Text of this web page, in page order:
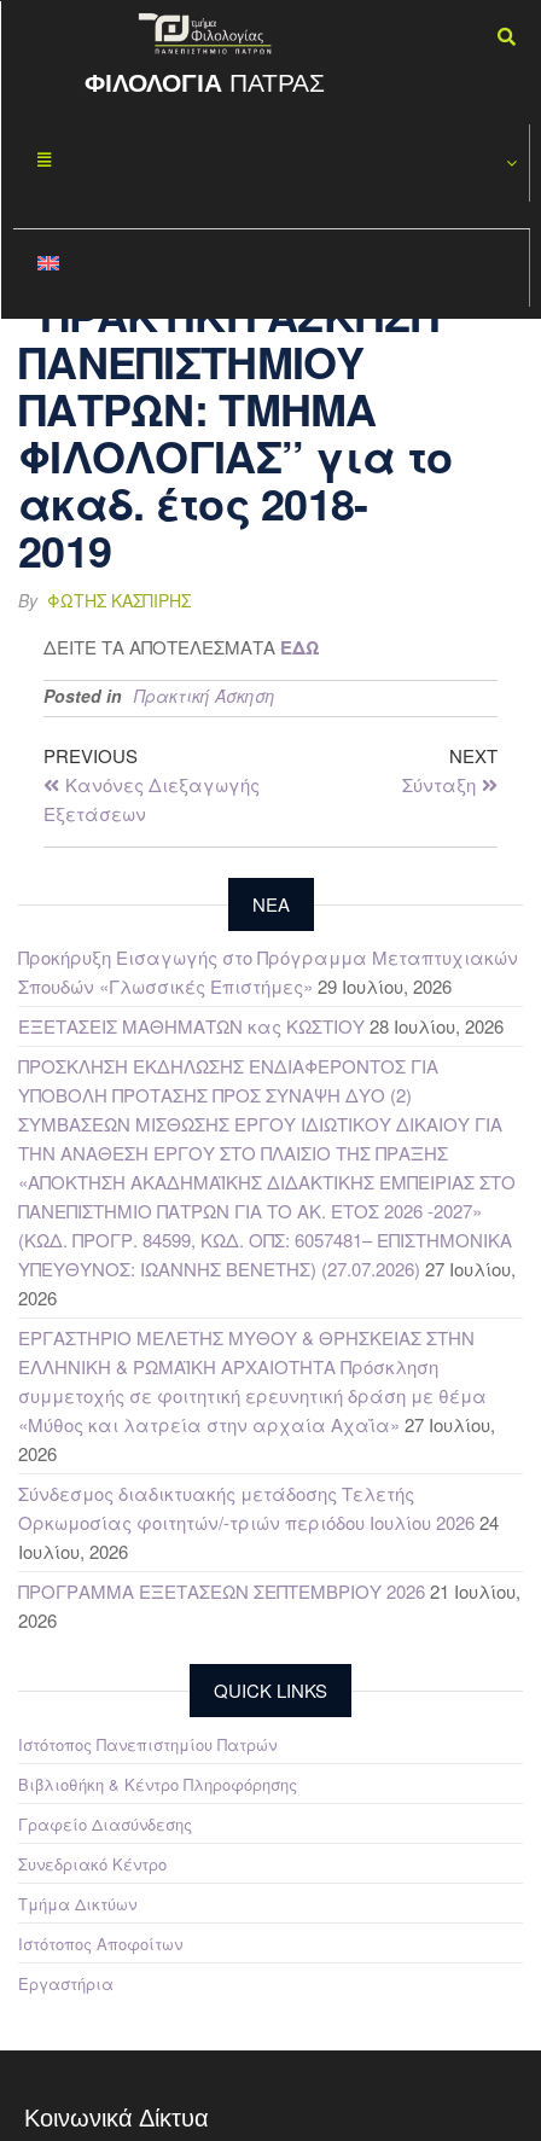
ΦΙΛΟΛΟΓΙΑ ΠΑΤΡΑΣ
21
ΕΝΤΑΞΗΣ ΣΤΟ
ΠΡΟΓΡΑΜΜΑ
‘’ΠΡΑΚΤΙΚΗ ΑΣΚΗΣΗ
ΠΑΝΕΠΙΣΤΗΜΙΟΥ
ΠΑΤΡΩΝ: ΤΜΗΜΑ
ΦΙΛΟΛΟΓΙΑΣ’’ για το
ακαδ. έτος 2018-
2019
By ΦΏΤΗΣ ΚΑΣΠΊΡΗΣ
ΔΕΙΤΕ ΤΑ ΑΠΟΤΕΛΕΣΜΑΤΑ ΕΔΩ
Posted in Πρακτική Άσκηση
PREVIOUS
Κανόνες Διεξαγωγής
Εξετάσεων
NEXT
Σύνταξη
NEA
Προκήρυξη Εισαγωγής στο Πρόγραμμα Μεταπτυχιακών
Σπουδών «Γλωσσικές Επιστήμες» 29 Ιουλίου, 2026
ΕΞΕΤΑΣΕΙΣ ΜΑΘΗΜΑΤΩΝ κας ΚΩΣΤΙΟΥ28 Ιουλίου, 2026
ΠΡΟΣΚΛΗΣΗ ΕΚΔΗΛΩΣΗΣ ΕΝΔΙΑΦΕΡΟΝΤΟΣ ΓΙΑ
ΥΠΟΒΟΛΗ ΠΡΟΤΑΣΗΣ ΠΡΟΣ ΣΥΝΑΨΗ ΔΥΟ (2)
ΣΥΜΒΑΣΕΩΝ ΜΙΣΘΩΣΗΣ ΕΡΓΟΥ ΙΔΙΩΤΙΚΟΥ ΔΙΚΑΙΟΥ ΓΙΑ
ΤΗΝ ΑΝΑΘΕΣΗ ΕΡΓΟΥ ΣΤΟ ΠΛΑΙΣΙΟ ΤΗΣ ΠΡΑΞΗΣ
«ΑΠΟΚΤΗΣΗ ΑΚΑΔΗΜΑΪΚΗΣ ΔΙΔΑΚΤΙΚΗΣ ΕΜΠΕΙΡΙΑΣ ΣΤΟ
ΠΑΝΕΠΙΣΤΗΜΙΟ ΠΑΤΡΩΝ ΓΙΑ ΤΟ ΑΚ. ΕΤΟΣ 2026 -2027»
(ΚΩΔ. ΠΡΟΓΡ. 84599, ΚΩΔ. ΟΠΣ: 6057481– ΕΠΙΣΤΗΜΟΝΙΚΑ
ΥΠΕΥΘΥΝΟΣ: ΙΩΑΝΝΗΣ ΒΕΝΕΤΗΣ) (27.07.2026) 27 Ιουλίου,
2026
ΕΡΓΑΣΤΗΡΙΟ ΜΕΛΕΤΗΣ ΜΥΘΟΥ & ΘΡΗΣΚΕΙΑΣ ΣΤΗΝ
ΕΛΛΗΝΙΚΗ & ΡΩΜΑΪΚΗ ΑΡΧΑΙΟΤΗΤΑ Πρόσκληση
συμμετοχής σε φοιτητική ερευνητική δράση με θέμα
«Μύθος και λατρεία στην αρχαία Αχαΐα» 27 Ιουλίου,
2026
Σύνδεσμος διαδικτυακής μετάδοσης Τελετής
Ορκωμοσίας φοιτητών/-τριών περιόδου Ιουλίου 202624
Ιουλίου, 2026
ΠΡΟΓΡΑΜΜΑ ΕΞΕΤΑΣΕΩΝ ΣΕΠΤΕΜΒΡΙΟΥ 202621 Ιουλίου,
2026
QUICK LINKS
Ιστότοπος Πανεπιστημίου Πατρών
Βιβλιοθήκη & Κέντρο Πληροφόρησης
Γραφείο Διασύνδεσης
Συνεδριακό Κέντρο
Τμήμα Δικτύων
Ιστότοπος Αποφοίτων
Εργαστήρια
Κοινωνικά Δίκτυα